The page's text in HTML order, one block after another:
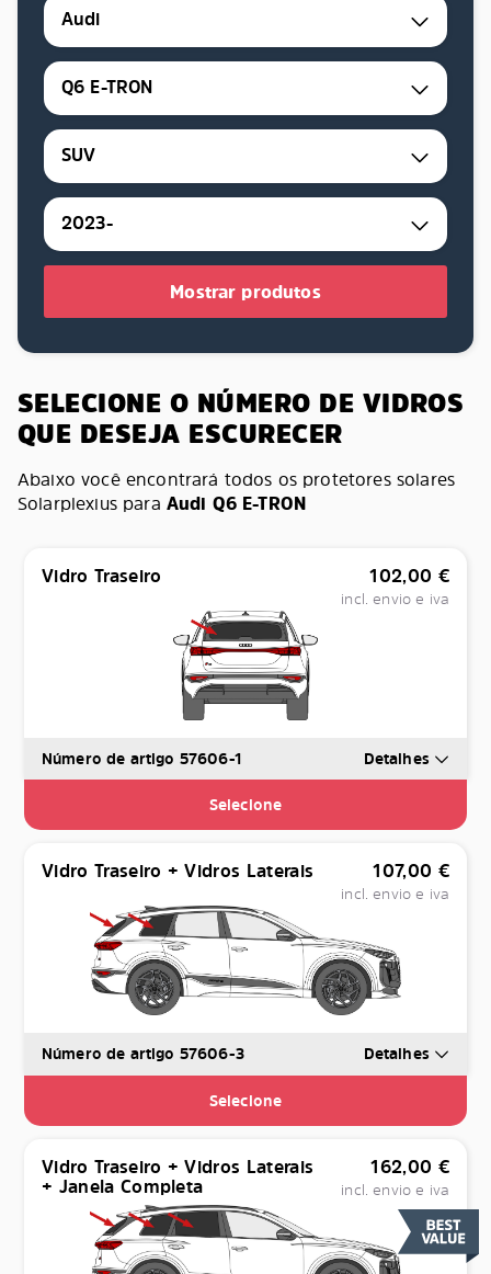
Audi
Q6 E-TRON
SUV
2023-
Mostrar produtos
SELECIONE O NÚMERO DE VIDROS
QUE DESEJA ESCURECER
Abaixo você encontrará todos os protetores solares
Solarplexius para Audi Q6 E-TRON
Vidro Traseiro 102,00 €
incl. envio e iva
Número de artigo 57606-1 Detalhes
Selecione
Vidro Traseiro + Vidros Laterais 107,00 €
incl. envio e iva
Número de artigo 57606-3 Detalhes
Selecione
Vidro Traseiro + Vidros Laterais
+ Janela Completa
162,00 €
incl. envio e iva